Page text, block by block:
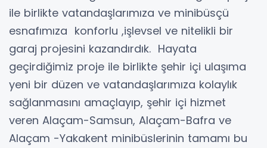
ile birlikte vatandaşlarımıza ve minibüsçü
esnafımıza konforlu ,işlevsel ve nitelikli bir
garaj projesini kazandırdık. Hayata
geçirdiğimiz proje ile birlikte şehir içi ulaşıma
yeni bir düzen ve vatandaşlarımıza kolaylık
sağlanmasını amaçlayıp, şehir içi hizmet
veren Alaçam-Samsun, Alaçam-Bafra ve
Alaçam -Yakakent minibüslerinin tamamı bu